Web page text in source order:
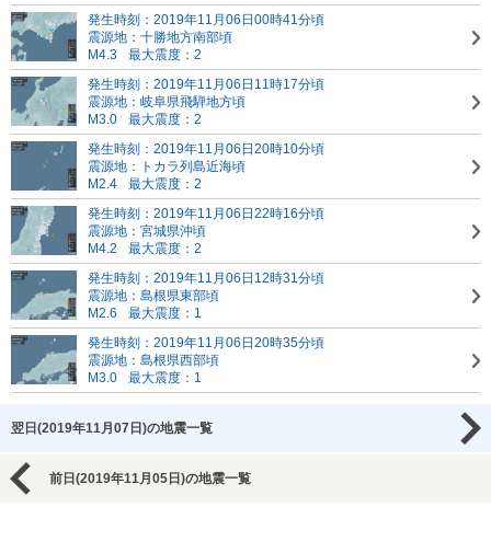
発生時刻：2019年11月06日00時41分頃
震源地：十勝地方南部頃
M4.3
最大震度：2
発生時刻：2019年11月06日11時17分頃
震源地：岐阜県飛騨地方頃
M3.0
最大震度：2
発生時刻：2019年11月06日20時10分頃
震源地：トカラ列島近海頃
M2.4
最大震度：2
発生時刻：2019年11月06日22時16分頃
震源地：宮城県沖頃
M4.2
最大震度：2
発生時刻：2019年11月06日12時31分頃
震源地：島根県東部頃
M2.6
最大震度：1
発生時刻：2019年11月06日20時35分頃
震源地：島根県西部頃
M3.0
最大震度：1
翌日(2019年11月07日)の地震一覧
前日(2019年11月05日)の地震一覧